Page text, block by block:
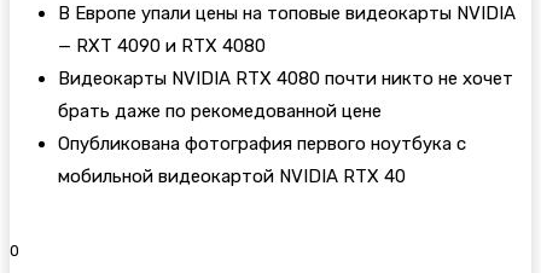
В Европе упали цены на топовые видеокарты NVIDIA
— RXT 4090 и RTX 4080
Видеокарты NVIDIA RTX 4080 почти никто не хочет
брать даже по рекомедованной цене
Опубликована фотография первого ноутбука с
мобильной видеокартой NVIDIA RTX 40
0